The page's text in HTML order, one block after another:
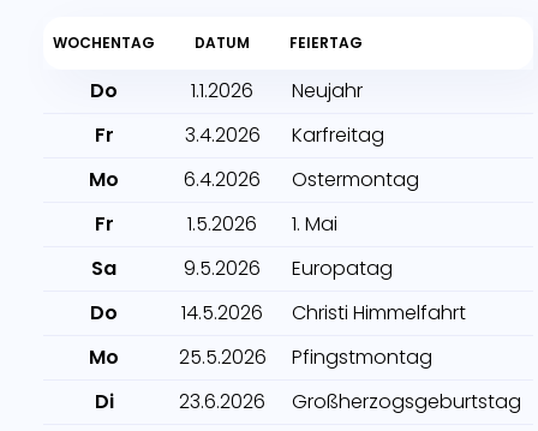
WOCHENTAG DATUM FEIERTAG
Do 1.1.2026
Neujahr
Fr
3.4.2026
Karfreitag
Mo
6.4.2026
Ostermontag
Fr
1.5.2026
1. Mai
Sa
9.5.2026
Europatag
Do
14.5.2026
Christi Himmelfahrt
Mo
25.5.2026
Pfingstmontag
Di
23.6.2026
Großherzogsgeburtstag